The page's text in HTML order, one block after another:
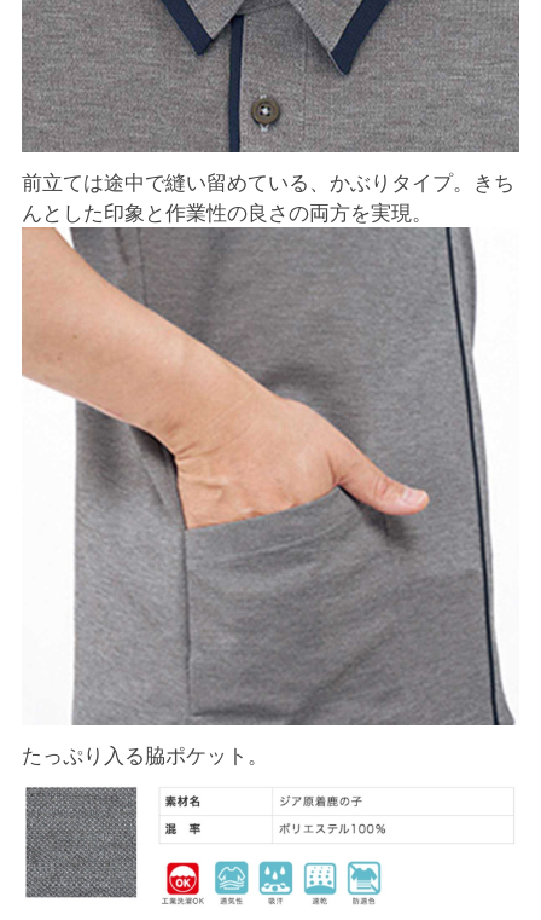
前立ては途中で縫い留めている、かぶりタイプ。きち
んとした印象と作業性の良さの両方を実現。
たっぷり入る脇ポケット。